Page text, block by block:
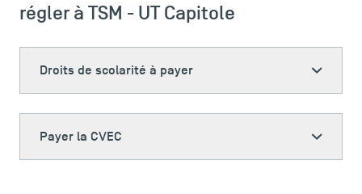
régler à TSM - UT Capitole
Droits de scolarité à payer
Payer la CVEC